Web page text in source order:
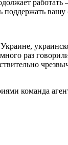
раз
команда